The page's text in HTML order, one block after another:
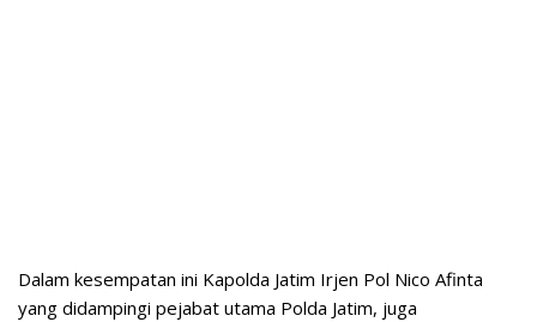
Dalam kesempatan ini Kapolda Jatim Irjen Pol Nico Afinta
yang didampingi pejabat utama Polda Jatim, juga